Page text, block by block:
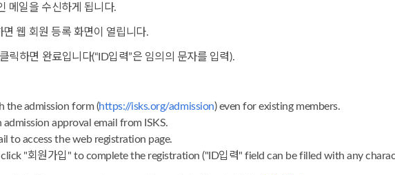
메일을 수신하게 됩니다.
웹 회원 등록 화면이 열립니다.
릭하면 완료입니다(“ID입력”은 임의의 문자를 입력).
the admission form (https://isks.org/admission) even for existing members.
approval email from ISKS.
to access the web registration page.
"회원가입" to complete the registration ("ID입력" field can be filled with any